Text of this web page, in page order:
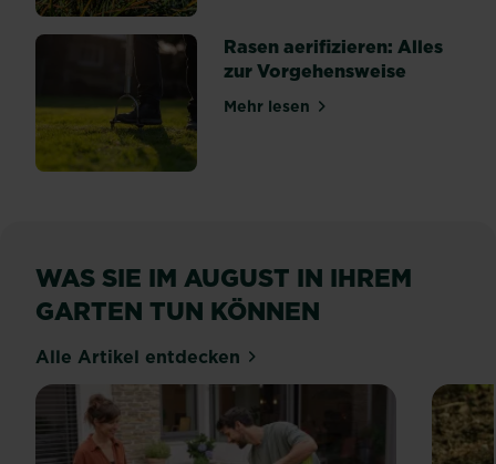
Rasen aerifizieren: Alles
zur Vorgehensweise
Mehr lesenüber Rasen aerifizieren:
WAS SIE IM AUGUST IN IHREM
GARTEN TUN KÖNNEN
Alle Artikel entdecken